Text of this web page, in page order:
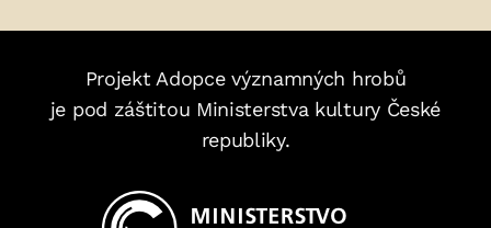
Projekt Adopce významných hrobů
je pod záštitou Ministerstva kultury České
republiky.